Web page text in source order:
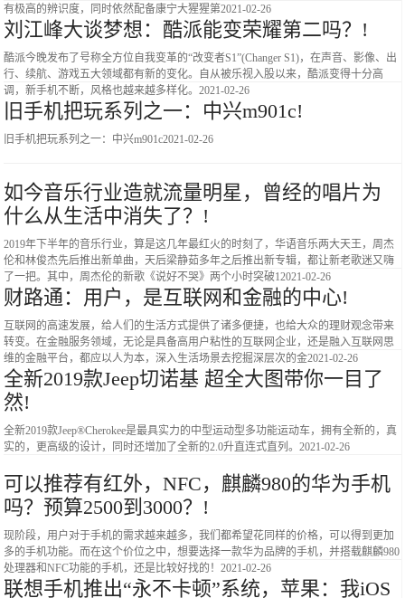
有极高的辨识度，同时依然配备康宁大猩猩第2021-02-26
刘江峰大谈梦想：酷派能变荣耀第二吗？!
酷派今晚发布了号称全方位自我变革的“改变者S1”(Changer S1)，在声音、影像、出
行、续航、游戏五大领域都有新的变化。自从被乐视入股以来，酷派变得十分高
调，新手机不断，风格也越来越多样化。2021-02-26
旧手机把玩系列之一：中兴m901c!
旧手机把玩系列之一：中兴m901c2021-02-26
如今音乐行业造就流量明星，曾经的唱片为
什么从生活中消失了？!
2019年下半年的音乐行业，算是这几年最红火的时刻了，华语音乐两大天王，周杰
伦和林俊杰先后推出新单曲，天后梁静茹多年之后推出新专辑，都让新老歌迷又嗨
了一把。其中，周杰伦的新歌《说好不哭》两个小时突破12021-02-26
财路通：用户，是互联网和金融的中心!
互联网的高速发展，给人们的生活方式提供了诸多便捷，也给大众的理财观念带来
转变。在金融服务领域，无论是具备高用户粘性的互联网企业，还是融入互联网思
维的金融平台，都应以人为本，深入生活场景去挖掘深层次的金2021-02-26
全新2019款Jeep切诺基 超全大图带你一目了
然!
全新2019款Jeep®Cherokee是最具实力的中型运动型多功能运动车，拥有全新的，真
实的，更高级的设计，同时还增加了全新的2.0升直连式直列。2021-02-26
可以推荐有红外，NFC，麒麟980的华为手机
吗？预算2500到3000？!
现阶段，用户对于手机的需求越来越多，我们都希望花同样的价格，可以得到更加
多的手机功能。而在这个价位之中，想要选择一款华为品牌的手机，并搭载麒麟980
处理器和NFC功能的手机，还是比较好找的！2021-02-26
联想手机推出“永不卡顿”系统，苹果：我iOS